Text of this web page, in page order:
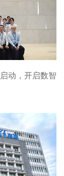
动，开启数智